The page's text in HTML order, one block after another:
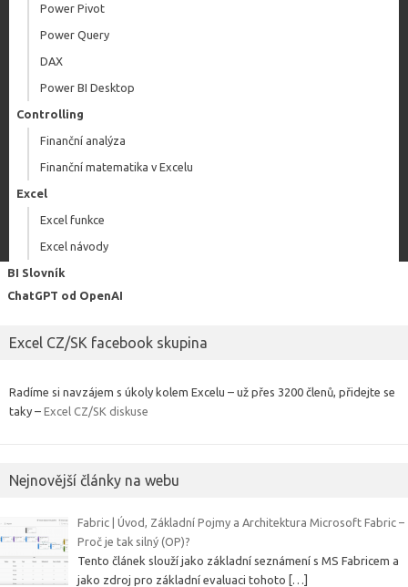
Power Pivot
Power Query
DAX
Power BI Desktop
Controlling
Finanční analýza
Finanční matematika v Excelu
Excel
Excel funkce
Excel návody
BI Slovník
ChatGPT od OpenAI
Excel CZ/SK facebook skupina
Radíme si navzájem s úkoly kolem Excelu – už přes 3200 členů, přidejte se
taky – Excel CZ/SK diskuse
Nejnovější články na webu
Fabric | Úvod, Základní Pojmy a Architektura Microsoft Fabric –
Proč je tak silný (OP)?
Tento článek slouží jako základní seznámení s MS Fabricem a
jako zdroj pro základní evaluaci tohoto […]